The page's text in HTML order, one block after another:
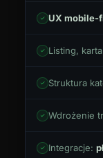
UX mobile-
Listing,
Struktura
Wdrożenie
Integracje: